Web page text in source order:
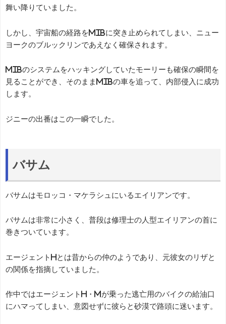
舞い降りていました。
しかし、宇宙船の経路をMIBに突き止められてしまい、ニュー
ヨークのブルックリンであえなく確保されます。
MIBのシステムをハッキングしていたモーリーも確保の瞬間を
見ることができ、そのままMIBの車を追って、内部侵入に成功
します。
ジニーの出番はこの一瞬でした。
バサム
バサムはモロッコ・マケラシュにいるエイリアンです。
バサムは非常に小さく、普段は修理士の人型エイリアンの首に
巻きついています。
エージェントHとは昔からの仲のようであり、元彼女のリザと
の関係を指摘していました。
作中ではエージェントH・Mが乗った逃亡用のバイクの給油口
にハマってしまい、意図せずに彼らと砂漠で路頭に迷います。